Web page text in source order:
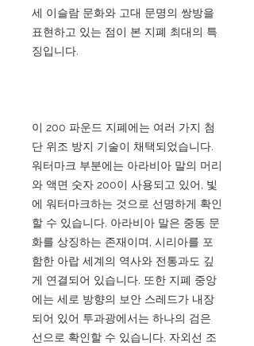
세 이슬람 문화와 고대 문명의 쌍방을
표현하고 있는 점이 본 지폐 최대의 특
징입니다.
이 200 파운드 지폐에는 여러 가지 첨
단 위조 방지 기술이 채택되었습니다.
워터마크 부분에는 아라비아 말의 머리
와 액면 숫자 200이 사용되고 있어, 빛
에 워터마크하는 것으로 선명하게 확인
할 수 있습니다. 아라비아 말은 중동 문
화를 상징하는 존재이며, 시리아를 포
함한 아랍 세계의 역사와 전통과도 깊
게 연결되어 있습니다. 또한 지폐 중앙
에는 세로 방향의 보안 스레드가 내장
되어 있어 투과광에서는 하나의 검은
선으로 확인할 수 있습니다. 자외선 조